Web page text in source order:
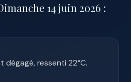
14 juin 2026 :
dégagé, ressenti 22°C.